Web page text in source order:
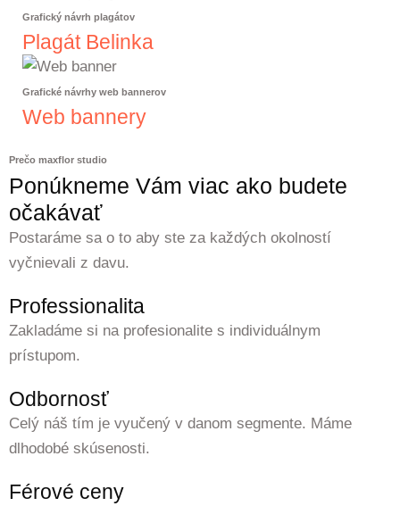
Grafický návrh plagátov
Plagát Belinka
Grafické návrhy web bannerov
Web bannery
Prečo maxflor studio
Ponúkneme Vám viac ako budete
očakávať
Postaráme sa o to aby ste za každých okolností
vyčnievali z davu.
Professionalita
Zakladáme si na profesionalite s individuálnym
prístupom.
Odbornosť
Celý náš tím je vyučený v danom segmente. Máme
dlhodobé skúsenosti.
Férové ceny